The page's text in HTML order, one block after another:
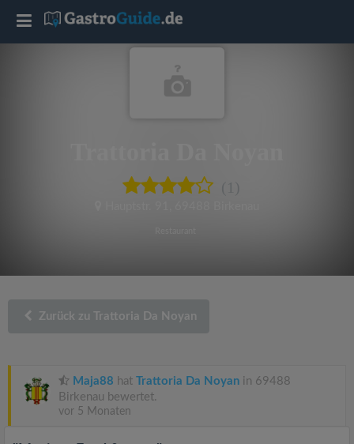
(1)
Zurück zu Trattoria Da Noyan
Maja88 hat Trattoria Da Noyan in 69488
Birkenau bewertet.
vor 5 Monaten
T
i